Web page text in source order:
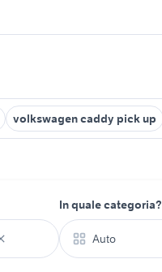
volkswagen caddy pick up
In quale categoria?
Auto